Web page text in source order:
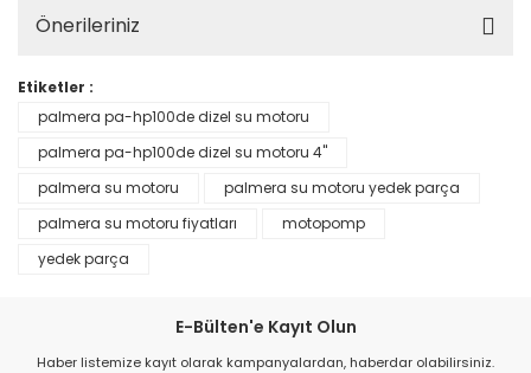
Önerileriniz
Etiketler :
palmera pa-hp100de dizel su motoru
palmera pa-hp100de dizel su motoru 4''
palmera su motoru
palmera su motoru yedek parça
palmera su motoru fiyatları
motopomp
yedek parça
E-Bülten'e Kayıt Olun
Haber listemize kayıt olarak kampanyalardan, haberdar olabilirsiniz.